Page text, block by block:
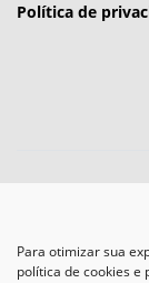
Política de
No
Para otimizar sua
política de cookies e